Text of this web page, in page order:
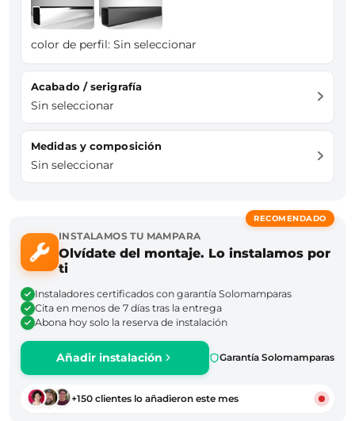
color de perfil: Sin seleccionar
Acabado / serigrafía
Sin seleccionar
Medidas y composición
Sin seleccionar
RECOMENDADO
INSTALAMOS TU MAMPARA
Olvídate del montaje. Lo instalamos por
ti
Instaladores certificados con garantía Solomamparas
Cita en menos de 7 días tras la entrega
Abona hoy solo la reserva de instalación
Añadir instalación Garantía Solomamparas
+150 clientes lo añadieron este mes